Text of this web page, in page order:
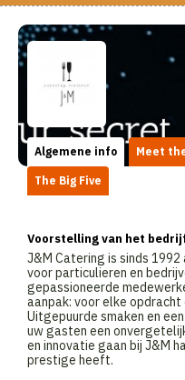
Algemene info Meet
The Big Five
Voorstelling van het
J&M Catering is sinds
voor particulieren en
gepassioneerde
aanpak: voor elke
Uitgepuurde smaken en
uw gasten een
en innovatie gaan bij J&M
prestige heeft.